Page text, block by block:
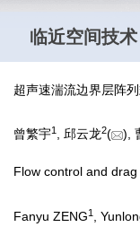
临近空间技术
超声速湍流边界层阵
曾繁宇1 , 邱云龙2( ),
Flow control and
Fanyu ZENG1 ,